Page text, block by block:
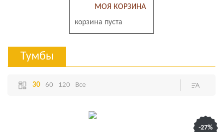
МОЯ КОРЗИНА
корзина пуста
Тумбы
30 60 120 Все
-27%